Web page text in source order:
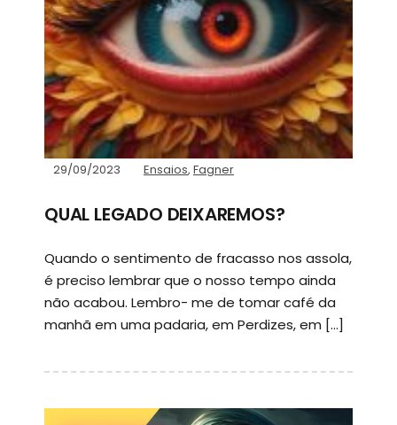
29/09/2023 Ensaios, Fagner
QUAL LEGADO DEIXAREMOS?
Quando o sentimento de fracasso nos assola,
é preciso lembrar que o nosso tempo ainda
não acabou. Lembro- me de tomar café da
manhã em uma padaria, em Perdizes, em […]